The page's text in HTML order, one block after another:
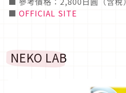
■ OFFICIAL SITE
NEKO LAB